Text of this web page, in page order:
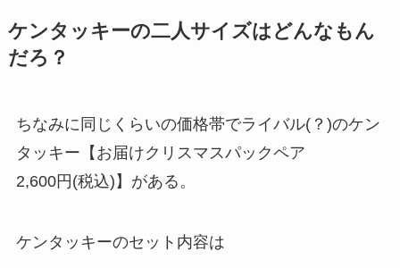
ケンタッキーの二人サイズはどんなもん
だろ？
ちなみに同じくらいの価格帯でライバル(？)のケン
タッキー【お届けクリスマスパックペア
2,600円(税込)】がある。
ケンタッキーのセット内容は